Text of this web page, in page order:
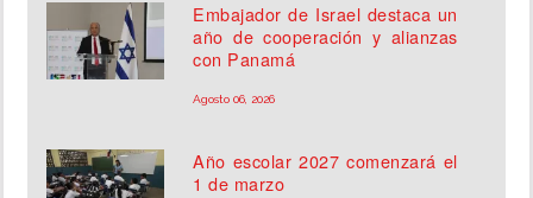
Embajador de Israel destaca un
año de cooperación y alianzas
con Panamá
Agosto 06, 2026
Año escolar 2027 comenzará el
1 de marzo